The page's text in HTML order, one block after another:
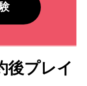
プレイ